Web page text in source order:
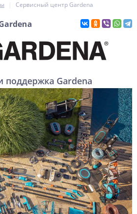
Сервисный центр Gardena
поддержка Gardena